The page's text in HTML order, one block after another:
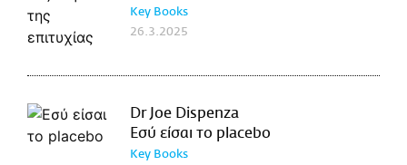
Key Books
26.3.2025
Dr Joe Dispenza
Εσύ είσαι το placebo
Key Books